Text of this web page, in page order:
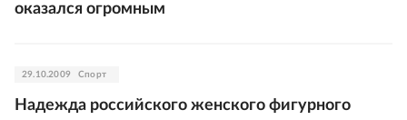
оказался огромным
29.10.2009 Спорт
Надежда российского женского фигурного